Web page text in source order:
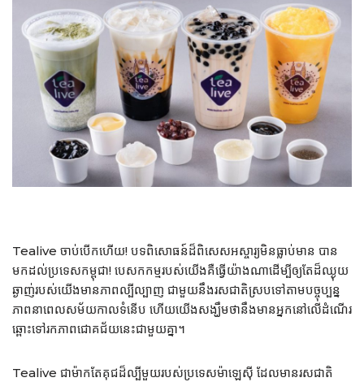
Tealive ចាប់បើកហើយ! បទពិសោធន៍ដ៏ពិសេសអស្ចារ្យមិនធ្លាប់មាន បាន
មកដល់ប្រទេសកម្ពុជា! បេសកកម្មរបស់យើងគឺធ្វើយ៉ាងណាដើម្បីឲ្យតែដ៏ឈ្ងុយ
ឆ្ងាញ់របស់យើងមានភាពល្បីល្បាញ ជាមួយនឹងរសជាតិស្របទៅតាមបច្ចុប្បន្ន
ភាពនាពេលសម័យកាលទំនើប ហើយយើងសង្ឃឹមថានឹងមានអ្នកនៅលើដំណើរ
ឆ្ពោះទៅរកភាពជោគជ័យនេះជាមួយគ្នា។
Tealive ជាម៉ាកតែគុជដ៏ល្បីមួយរបស់ប្រទេសម៉ាឡេស៊ី ដែលមានរសជាតិ